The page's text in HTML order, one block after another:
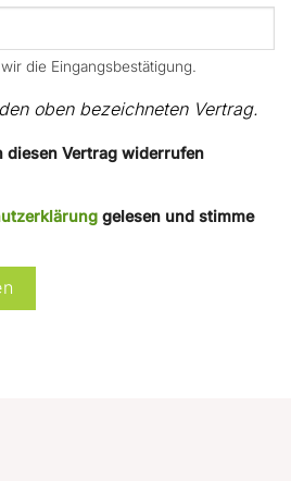
die Eingangsbestätigung.
oben bezeichneten Vertrag.
diesen Vertrag widerrufen
gelesen und stimme